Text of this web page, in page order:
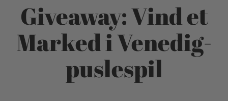
Giveaway: Vind et
Marked i Venedig-
puslespil